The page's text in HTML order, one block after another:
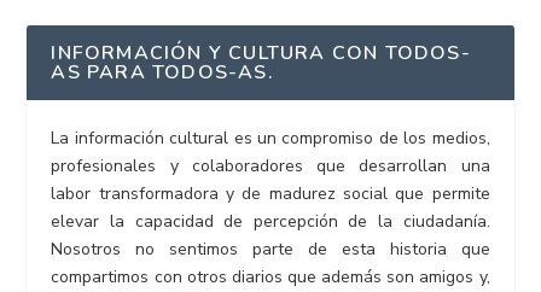
INFORMACIÓN Y CULTURA CON TODOS-
AS PARA TODOS-AS.
La información cultural es un compromiso de los medios,
profesionales y colaboradores que desarrollan una
labor transformadora y de madurez social que permite
elevar la capacidad de percepción de la ciudadanía.
Nosotros no sentimos parte de esta historia que
compartimos con otros diarios que además son amigos y,